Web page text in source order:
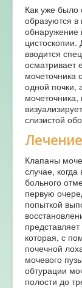
Как уже было
образуются
обнаружение
цистоскопии.
вводится
осматривает
мочеточника
одной почки,
слизистой
Клапаны
случае,
больного
первую
попыткой
которая, с
почечной
мочевого
обтурации
полости до